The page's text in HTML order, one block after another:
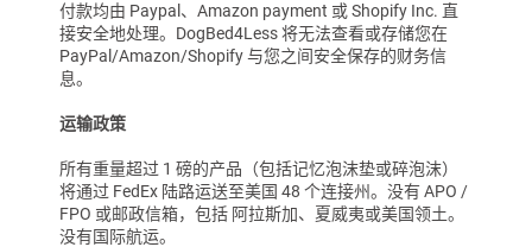
付款均由 Paypal、Amazon payment 或 Shopify Inc. 直
接安全地处理。DogBed4Less 将无法查看或存储您在
PayPal/Amazon/Shopify 与您之间安全保存的财务信
息。
运输政策
所有重量超过 1 磅的产品（包括记忆泡沫垫或碎泡沫）
将通过 FedEx 陆路运送至美国 48 个连接州。没有 APO /
FPO 或邮政信箱，包括 阿拉斯加、夏威夷或美国领土。
没有国际航运。